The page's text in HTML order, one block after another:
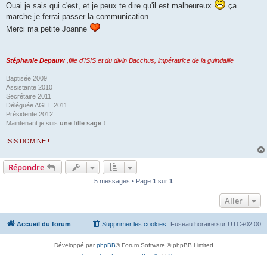
Ouai je sais qui c'est, et je peux te dire qu'il est malheureux
ça
marche je ferrai passer la communication.
Merci ma petite Joanne
Stéphanie Depauw ,fille d'ISIS et du divin Bacchus, impératrice de la guindaille
Baptisée 2009
Assistante 2010
Secrétaire 2011
Déléguée AGEL 2011
Présidente 2012
Maintenant je suis une fille sage !
ISIS DOMINE !
Répondre
5 messages • Page 1 sur 1
Aller
Accueil du forum Fuseau horaire sur UTC+02:00
Supprimer les cookies
Développé parphpBB® Forum Software © phpBB Limited